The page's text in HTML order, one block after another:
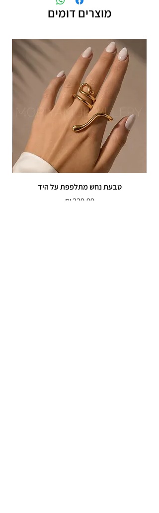
חריטות אישיות.
תוספת זמן הכנה של 4 ימי עסקים.
שיבוץ אבנים ,וצבע כסף.
אין אחריות על צבע רוזגולד/זהב ,
מוצרים דומים
טבעת נחש מתלפפת על היד
מחיר‏229.99 ‏₪